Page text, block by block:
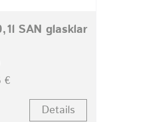
SAN glasklar
€
Details